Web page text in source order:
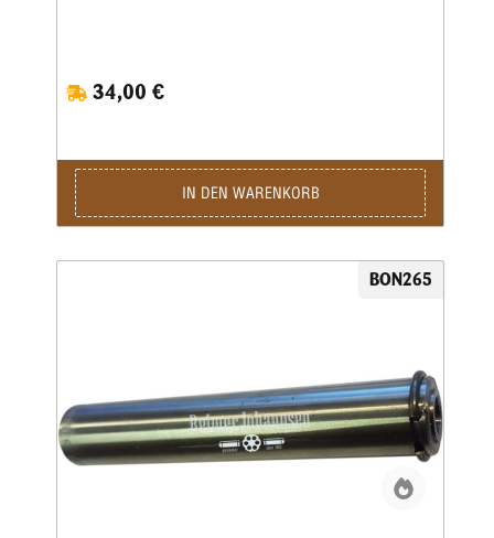
34,00 €
IN DEN WARENKORB
BON265